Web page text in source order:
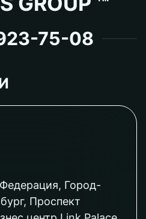
75-08
Город-
Проспект